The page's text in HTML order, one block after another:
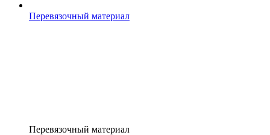
Перевязочный материал
Перевязочный материал